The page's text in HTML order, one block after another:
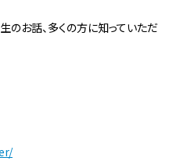
お話、多くの方に知っていただ